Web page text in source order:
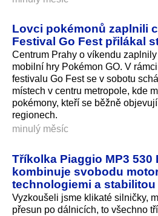
Lovci pokémonů zaplnili
Festival Go Fest přilákal
Centrum Prahy o víkendu
mobilní hry Pokémon GO. V
festivalu Go Fest se v sobotu
místech v centru metropole, kde
pokémony, kteří se běžně
regionech.
minulý měsíc
Tříkolka Piaggio MP3 530
kombinuje svobodu
technologiemi a stabilitou
Vyzkoušeli jsme klikaté silničky,
přesun po dálnicích, to všechno